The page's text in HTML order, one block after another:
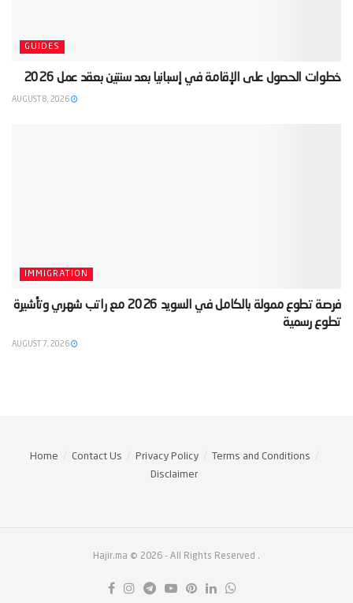
GUIDES
‫خطوات الحصول على الإقامة في إسبانيا بعد سنتين بعقد عمل 2026‬
IMMIGRATION
‫فرصة تطوع ممولة بالكامل في السويد 2026 مع راتب شهري وتأشيرة
تطوع رسمية‬
Home Contact Us Privacy Policy
Terms and Conditions
Disclaimer
Hajir.ma © 2026 - All Rights Reserved .